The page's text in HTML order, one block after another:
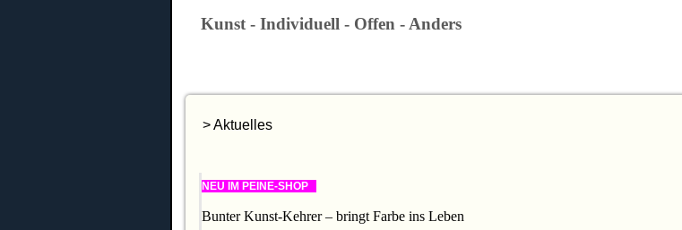
Kunst - Individuell - Offen - Anders
> Aktuelles
NEU IM PEINE-SHOP
Bunter Kunst-Kehrer – bringt Farbe ins Leben